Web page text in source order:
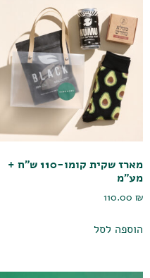
מארז שקית קומו-110 ש"ח +
מע"מ
110.00 ₪
הוספה לסל